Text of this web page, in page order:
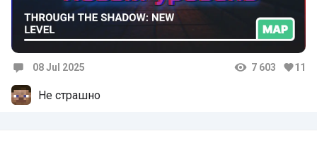
08 Jul 2025 7 603 11
Не страшно